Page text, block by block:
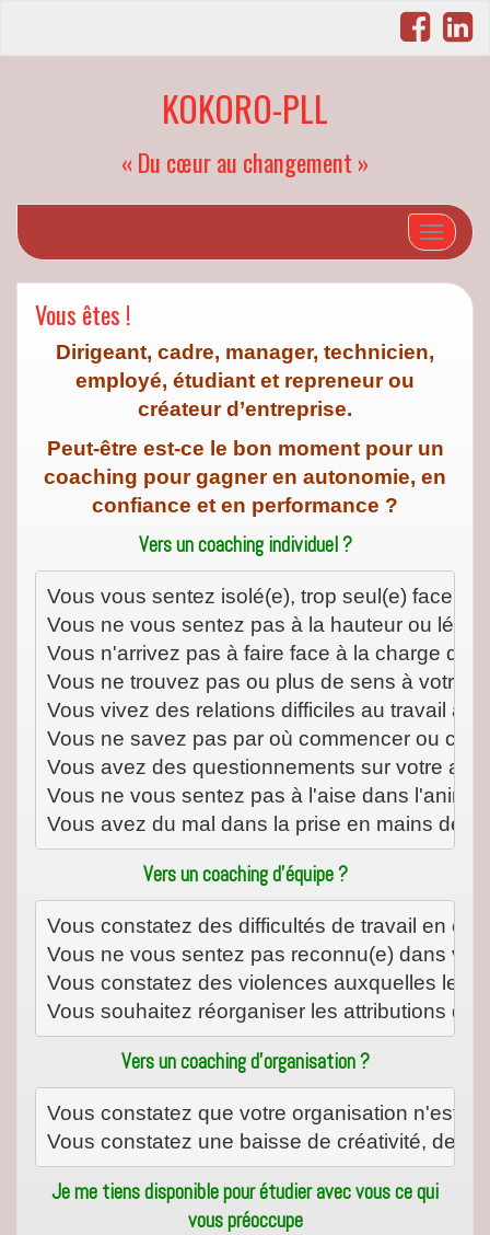
KOKORO-PLL
« Du cœur au changement »
Afficher/
Vous êtes !
Dirigeant, cadre, manager, technicien,
employé, étudiant et repreneur ou
créateur d’entreprise.
Peut-être est-ce le bon moment pour un
coaching pour gagner en autonomie, en
confiance et en performance ?
Vers un coaching individuel ?
Vous avez du mal dans la prise en mains de
Vers un coaching d’équipe ?
Vous constatez des violences auxquelles les
Vous souhaitez réorganiser les attributions
Vers un coaching d’organisation ?
Vous constatez que votre organisation n'est
Vous constatez une baisse de créativité, de
Je me tiens disponible pour étudier avec vous ce qui
vous préoccupe